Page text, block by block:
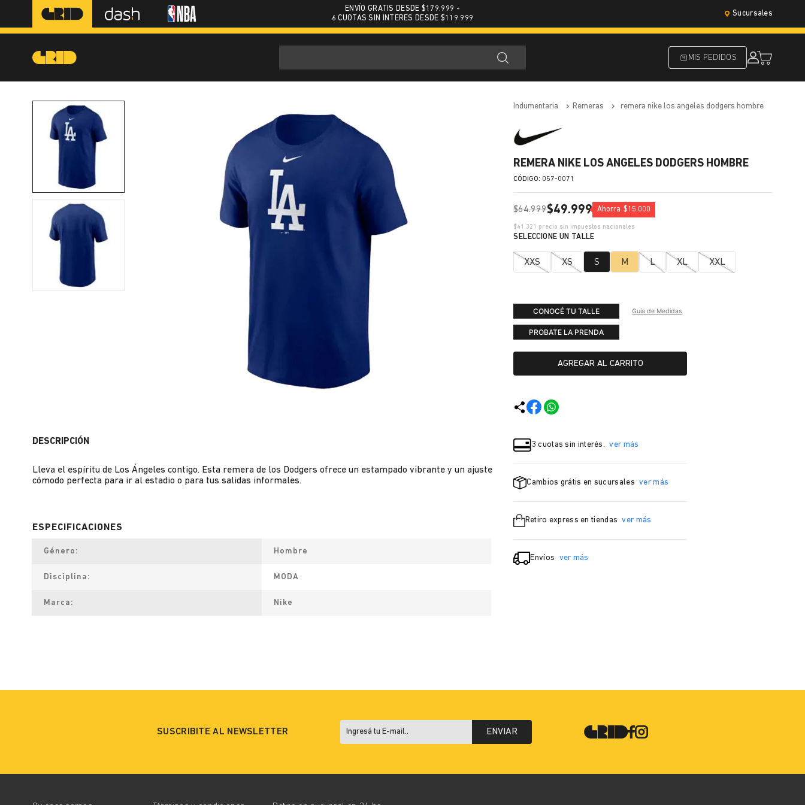
ENVÍO GRATIS DESDE $179.999 -
6 CUOTAS SIN INTERES DESDE $119.999
Sucursales
MIS PEDIDOS
DESCRIPCIÓN
Lleva el espíritu de Los Ángeles contigo. Esta remera de los Dodgers ofrece un estampado vibrante y un ajuste
cómodo perfecta para ir al estadio o para tus salidas informales.
Género Hombre
Disciplina MODA
Marca Nike
indumentaria remeras remera nike los angeles dodgers hombre
REMERA NIKE LOS ANGELES DODGERS HOMBRE
: 057-0071
$64.999$49.999 Ahorra $15.000
$41.321 precio sin impuestos nacionales
XXS XS S M L XL XXL
CONOCÉ TU TALLE Guía de Medidas
PROBATE LA PRENDA
AGREGAR AL CARRITO
3 cuotas sin interés. ver más
Cambios grátis en sucursales ver más
Retiro express en tiendas ver más
Envíos ver más
SUSCRIBITE AL NEWSLETTER ENVIAR